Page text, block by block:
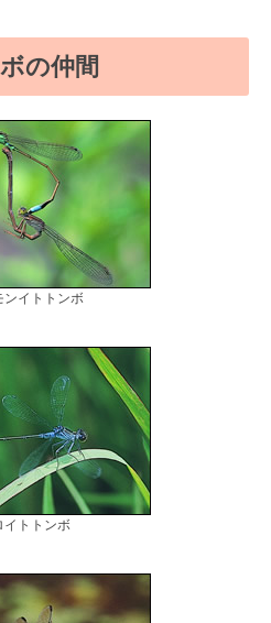
の仲間
ンイトトンボ
イトトンボ